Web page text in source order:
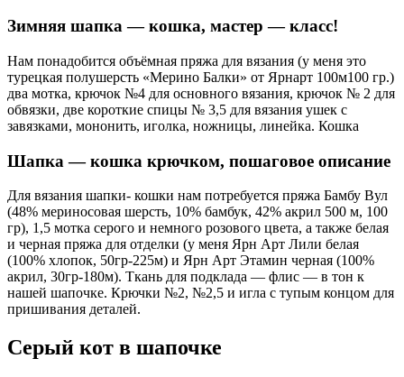
Зимняя шапка — кошка, мастер — класс!
Нам понадобится объёмная пряжа для вязания (у меня это
турецкая полушерсть «Мерино Балки» от Ярнарт 100м100 гр.)
два мотка, крючок №4 для основного вязания, крючок № 2 для
обвязки, две короткие спицы № 3,5 для вязания ушек с
завязками, мононить, иголка, ножницы, линейка. Кошка
Шапка — кошка крючком, пошаговое описание
Для вязания шапки- кошки нам потребуется пряжа Бамбу Вул
(48% мериносовая шерсть, 10% бамбук, 42% акрил 500 м, 100
гр), 1,5 мотка серого и немного розового цвета, а также белая
и черная пряжа для отделки (у меня Ярн Арт Лили белая
(100% хлопок, 50гр-225м) и Ярн Арт Этамин черная (100%
акрил, 30гр-180м). Ткань для подклада — флис — в тон к
нашей шапочке. Крючки №2, №2,5 и игла с тупым концом для
пришивания деталей.
Серый кот в шапочке